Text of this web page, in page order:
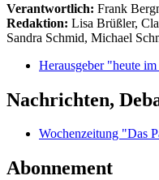
Verantwortlich: Frank
Redaktion: Lisa Brüßler,
Sandra Schmid, Michael
Herausgeber "heute
Nachrichten,
Wochenzeitung "Das
Abonnement